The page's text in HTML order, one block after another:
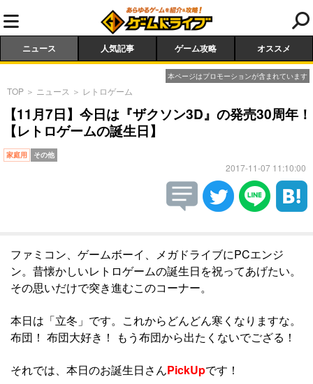
ニュース 人気記事 ゲーム攻略 オススメ
本ページはプロモーションが含まれています
TOP ＞ ニュース ＞ レトロゲーム
【11月7日】今日は『ザクソン3D』の発売30周年！
【レトロゲームの誕生日】
家庭用 その他
2017-11-07 11:10:00
ファミコン、ゲームボーイ、メガドライブにPCエンジ
ン。昔懐かしいレトロゲームの誕生日を祝ってあげたい。
その思いだけで突き進むこのコーナー。
本日は「立冬」です。これからどんどん寒くなりますな。
布団！ 布団大好き！ もう布団から出たくないでござる！
それでは、本日のお誕生日さんPickUpです！